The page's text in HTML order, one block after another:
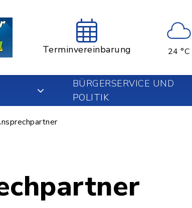
Terminvereinbarung 24 °C
BÜRGERSERVICE UND
POLITIK